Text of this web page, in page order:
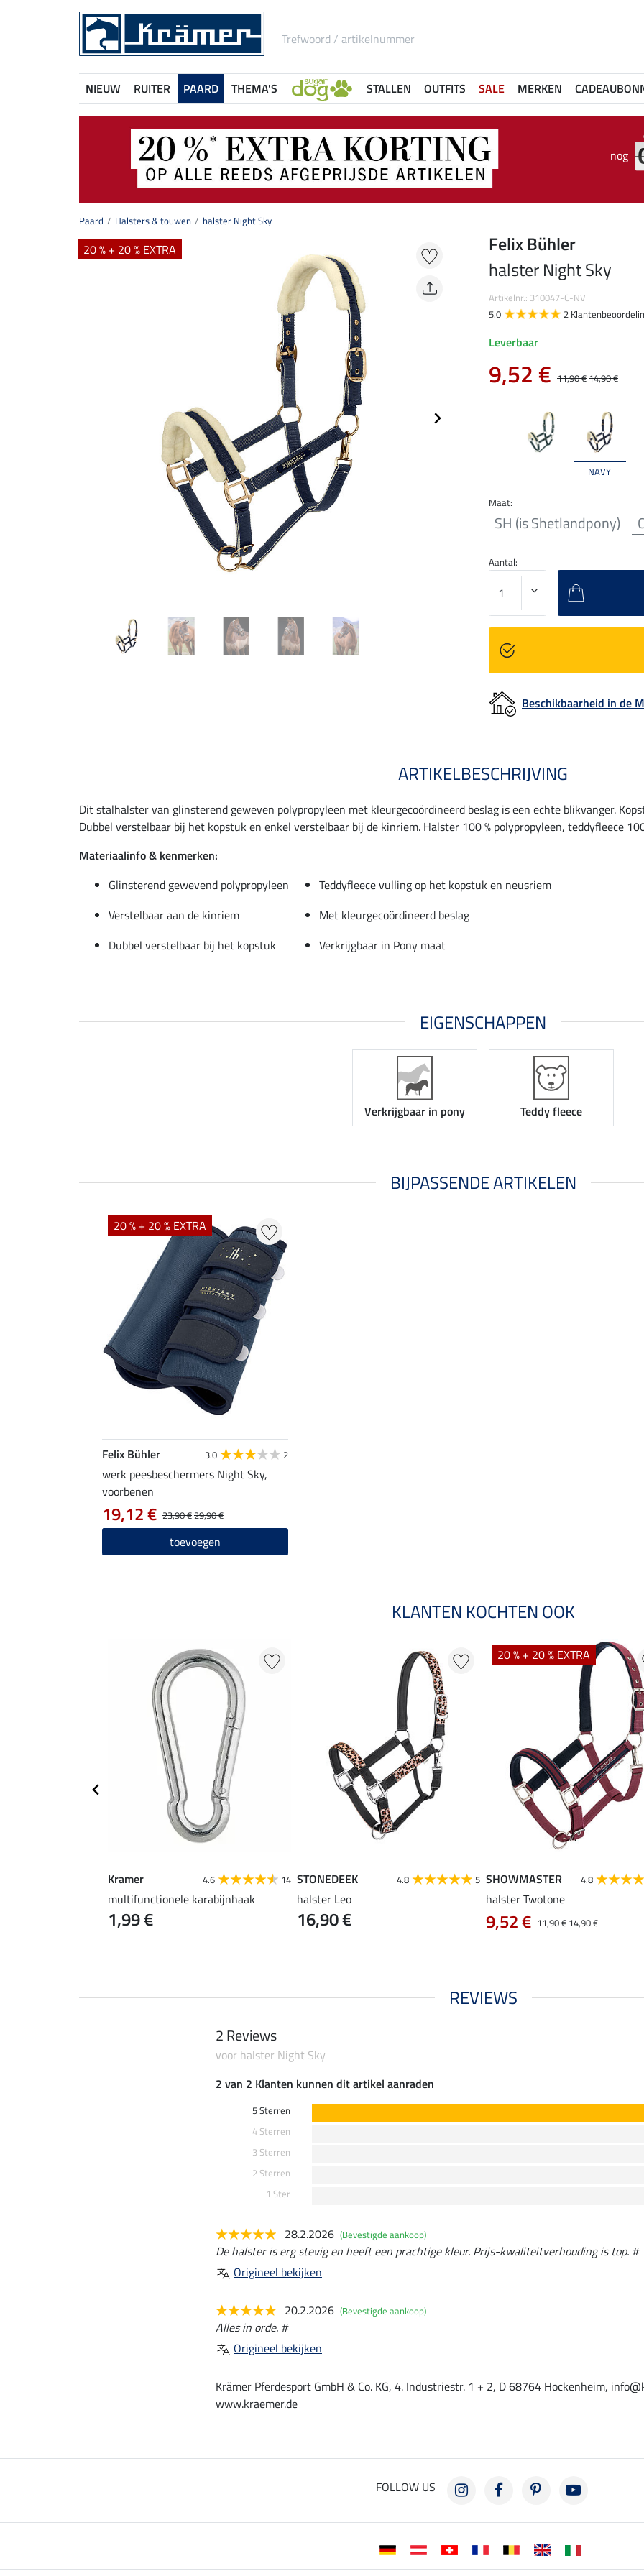
NIEUW RUITER PAARD THEMA'S STALLEN OUTFITS SALE MERKEN
nog
Paard Halsters & touwen halster Night Sky
20 % + 20 % EXTRA
NAVY
Maat:
SH (is Shetlandpony)
Felix Bühler
halster Night Sky
Artikelnr.: 310047-C-NV
5.0
2
Leverbaar
9,52 € 11,90 €14,90 €
Aantal:
Beschikbaarheid in de
ARTIKELBESCHRIJVING
Dit stalhalster van glinsterend geweven polypropyleen met kleurgecoördineerd beslag is een echte blikvanger.
Dubbel verstelbaar bij het kopstuk en enkel verstelbaar bij de kinriem. Halster 100 % polypropyleen, teddyfleece
Materiaalinfo & kenmerken:
Glinsterend gewevend polypropyleen
Teddyfleece vulling op het kopstuk en neusriem
Verstelbaar aan de kinriem
Met kleurgecoördineerd beslag
Dubbel verstelbaar bij het kopstuk
Verkrijgbaar in Pony maat
EIGENSCHAPPEN
Verkrijgbaar in pony Teddy fleece
BIJPASSENDE ARTIKELEN
20 % + 20 % EXTRA
Felix Bühler 3.0 2
werk peesbeschermers Night Sky,
voorbenen
23,90 €29,90 €
19,12 €
toevoegen
KLANTEN KOCHTEN OOK
Kramer 4.6 14
multifunctionele karabijnhaak
1,99 €
STONEDEEK 4.8 5
halster Leo
16,90 €
20 % + 20 % EXTRA
SHOWMASTER 4.8
halster Twotone
11,90 €14,90 €
9,52 €
REVIEWS
2 Reviews
voor halster Night Sky
2 van 2 Klanten kunnen dit artikel aanraden
5 Sterren
4 Sterren
3 Sterren
2 Sterren
1 Ster
28.2.2026 (Bevestigde aankoop)
De halster is erg stevig en heeft een prachtige kleur. Prijs-kwaliteitverhouding is top. #
Origineel bekijken
20.2.2026 (Bevestigde aankoop)
Alles in orde. #
Origineel bekijken
Krämer Pferdesport GmbH & Co. KG, 4. Industriestr. 1 + 2, D 68764 Hockenheim,
www.kraemer.de
FOLLOW US